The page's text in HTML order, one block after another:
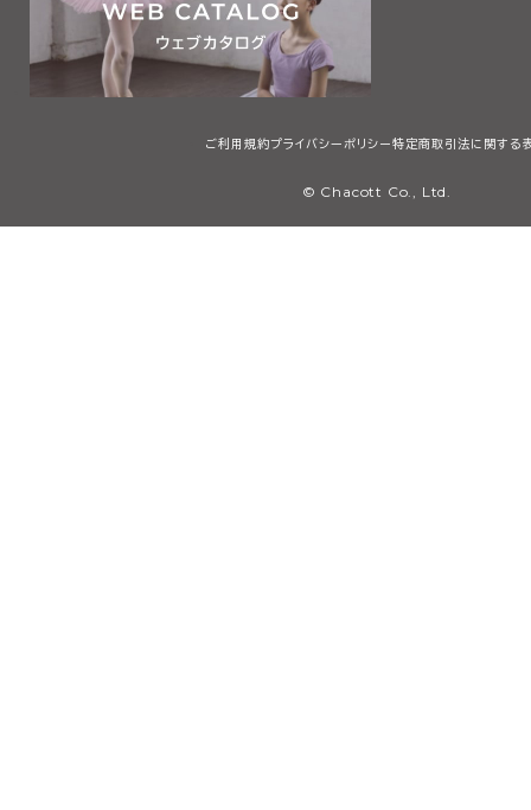
ご利用規約プライバシーポリシー 特定商取引法に関する
© Chacott Co., Ltd.